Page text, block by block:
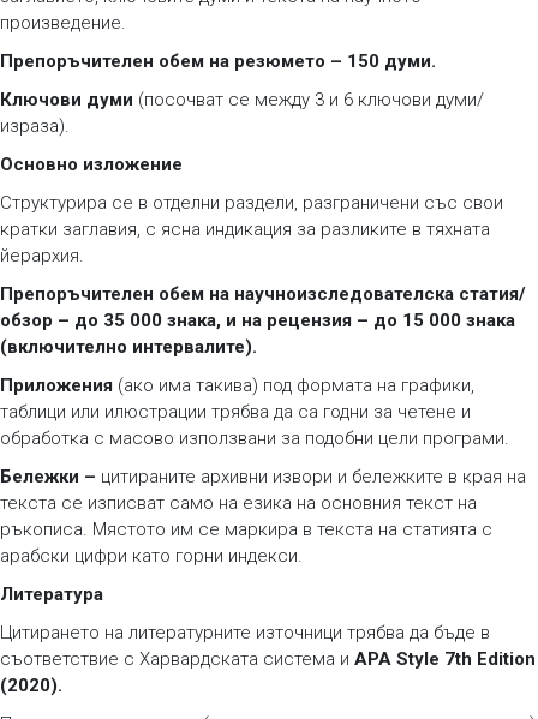
произведение.
Препоръчителен обем на резюмето – 150 думи.
Ключови думи (посочват се между 3 и 6 ключови думи/
израза).
Основно изложение
Структурира се в отделни раздели, разграничени със свои
кратки заглавия, с ясна индикация за разликите в тяхната
йерархия.
Препоръчителен обем на научноизследователска статия/
обзор – до 35 000 знака, и на рецензия – до 15 000 знака
(включително интервалите).
Приложения (ако има такива) под формата на графики,
таблици или илюстрации трябва да са годни за четене и
обработка с масово използвани за подобни цели програми.
Бележки – цитираните архивни извори и бележките в края на
текста се изписват само на езика на основния текст на
ръкописа. Мястото им се маркира в текста на статията с
арабски цифри като горни индекси.
Литература
Цитирането на литературните източници трябва да бъде в
съответствие с Харвардската система и APA Style 7th Edition
(2020).